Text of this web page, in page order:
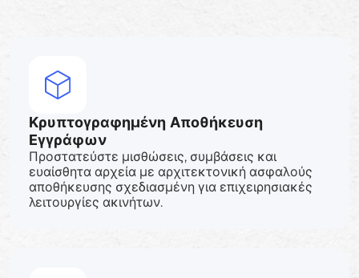
Κρυπτογραφημένη Αποθήκευση
Εγγράφων
Προστατεύστε μισθώσεις, συμβάσεις και
ευαίσθητα αρχεία με αρχιτεκτονική ασφαλούς
αποθήκευσης σχεδιασμένη για επιχειρησιακές
λειτουργίες ακινήτων.